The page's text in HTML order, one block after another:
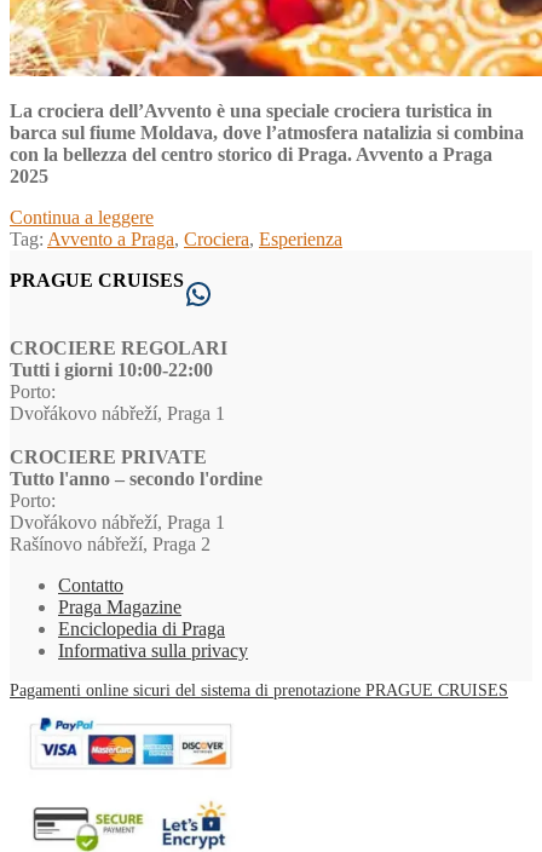
La crociera dell’Avvento è una speciale crociera turistica in
barca sul fiume Moldava, dove l’atmosfera natalizia si combina
con la bellezza del centro storico di Praga. Avvento a Praga
2025
Continua a leggereAvvento
a
2025
dell’Avvento
a
Tag: Avvento a Praga, Crociera, Esperienza
PRAGUE CRUISESWhatsApp
CROCIERE REGOLARI
Tutti i giorni 10:00-22:00
Porto:
Dvořákovo nábřeží, Praga 1
CROCIERE PRIVATE
Tutto l'anno – secondo l'ordine
Porto:
Dvořákovo nábřeží, Praga 1
Rašínovo nábřeží, Praga 2
Contatto
Praga Magazine
Enciclopedia di Praga
Informativa sulla privacy
Pagamenti online sicuri del sistema di prenotazione PRAGUE CRUISES